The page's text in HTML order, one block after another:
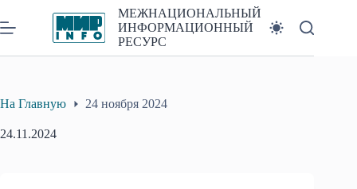
к
сути
МЕЖНАЦИОНАЛЬНЫЙ
ИНФОРМАЦИОННЫЙ
РЕСУРС
На Главную 24 ноября 2024
24.11.2024